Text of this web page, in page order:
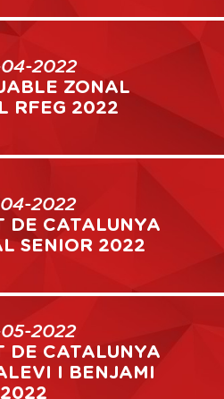
2022
ZONAL
RFEG 2022
2022
DE CATALUNYA
SENIOR 2022
2022
DE CATALUNYA
I BENJAMI
2022